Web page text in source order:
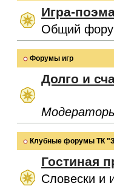
Игра-
Общий
Форумы игр
Долго и
Клубные форумы ТК
Гостиная
Словески и